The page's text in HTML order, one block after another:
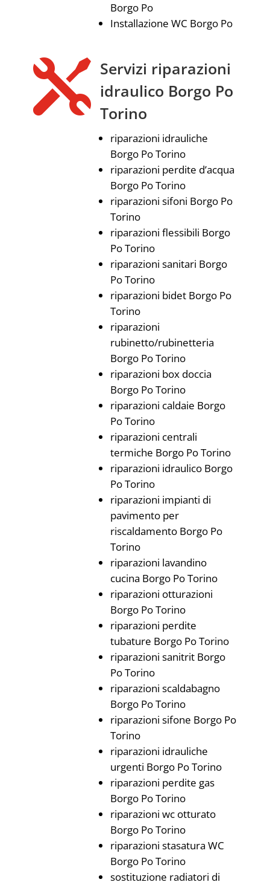
Borgo Po
Installazione WC Borgo Po
 Servizi riparazioni
idraulico Borgo Po
Torino
riparazioni idrauliche
Borgo Po Torino
riparazioni perdite d’acqua
Borgo Po Torino
riparazioni sifoni Borgo Po
Torino
riparazioni flessibili Borgo
Po Torino
riparazioni sanitari Borgo
Po Torino
riparazioni bidet Borgo Po
Torino
riparazioni
rubinetto/rubinetteria
Borgo Po Torino
riparazioni box doccia
Borgo Po Torino
riparazioni caldaie Borgo
Po Torino
riparazioni centrali
termiche Borgo Po Torino
riparazioni idraulico Borgo
Po Torino
riparazioni impianti di
pavimento per
riscaldamento Borgo Po
Torino
riparazioni lavandino
cucina Borgo Po Torino
riparazioni otturazioni
Borgo Po Torino
riparazioni perdite
tubature Borgo Po Torino
riparazioni sanitrit Borgo
Po Torino
riparazioni scaldabagno
Borgo Po Torino
riparazioni sifone Borgo Po
Torino
riparazioni idrauliche
urgenti Borgo Po Torino
riparazioni perdite gas
Borgo Po Torino
riparazioni wc otturato
Borgo Po Torino
riparazioni stasatura WC
Borgo Po Torino
sostituzione radiatori di